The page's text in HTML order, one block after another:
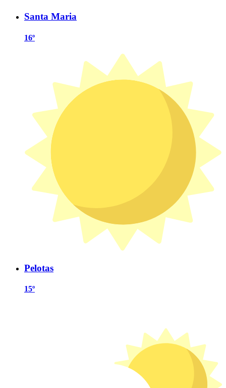
Santa Maria
16º
Pelotas
15º